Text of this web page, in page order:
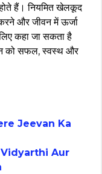
हैं। नियमित खेलकूद
और जीवन में ऊर्जा
कहा जा सकता है
को सफल, स्वस्थ और
Jeevan Ka
॥ Vidyarthi Aur